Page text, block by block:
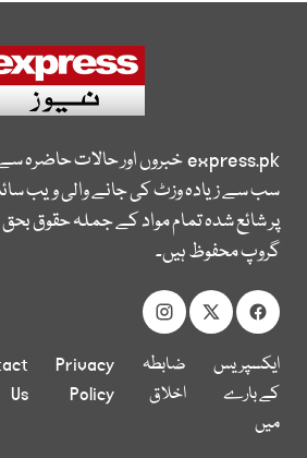
express.pkخبروں اور حالات حاضرہ
سب سے زیادہ وزٹ کی جانے والی ویب
پر شائع شدہ تمام مواد کے جملہ حقوق
گروپ محفوظ ہیں۔
ایکسپریس
کے بارے
میں
ضابطہ
اخلاق
Privacy
Policy
Us